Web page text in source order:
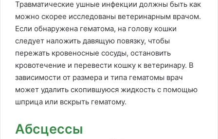
Травматические ушные инфекции должны быть как
можно скорее исследованы ветеринарным врачом.
Если обнаружена гематома, на голову кошки
следует наложить давящую повязку, чтобы
пережать кровеносные сосуды, остановить
кровотечение и перевести кошку к ветеринару. В
зависимости от размера и типа гематомы врач
может удалить скопившуюся жидкость с помощью
шприца или вскрыть гематому.
Абсцессы